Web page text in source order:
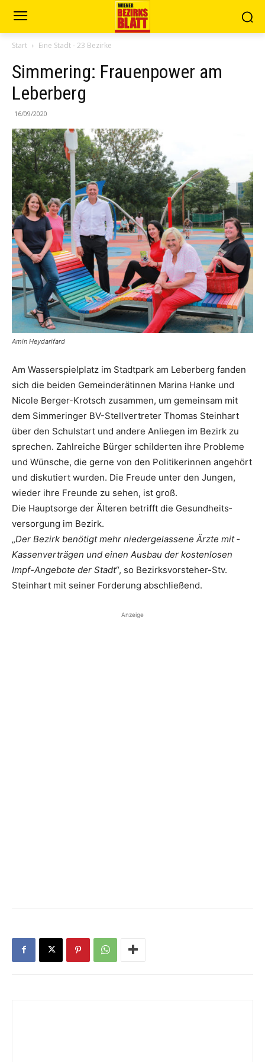
Start Eine Stadt - 23 Bezirke
Simmering: Frauenpower am
Leberberg
16/09/2020
Amin Heydarifard
Am Wasserspielplatz im Stadtpark am Leberberg fanden
sich die beiden Gemeinderätinnen Marina Hanke und
Nicole Berger-Krotsch zusammen, um gemeinsam mit
dem Simmeringer BV-Stellvertreter Thomas Steinhart
über den Schulstart und andere Anliegen im Bezirk zu
sprechen. Zahlreiche Bürger schilderten ihre Probleme
und Wünsche, die gerne von den Politikerinnen angehört
und diskutiert wurden. Die Freude unter den Jungen,
wieder ihre Freunde zu sehen, ist groß.
Die Hauptsorge der Älteren betrifft die Gesundheits­
versorgung im Bezirk.
„Der Bezirk benötigt mehr niedergelassene Ärzte mit ­
Kassenverträgen und einen Ausbau der kostenlosen
Impf-Angebote der Stadt“, so Bezirksvorsteher-Stv.
Steinhart mit seiner Forderung abschließend.
Anzeige